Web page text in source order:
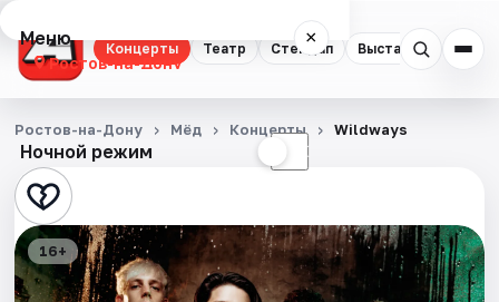
Концерты Театр Стендап Выставки
Меню ×
Ростов-на-Дону
Концерты
Театр
Стендап
Выставки
Ночной режим ☾
Ростов-на-Дону Мёд Концерты Wildways
16+